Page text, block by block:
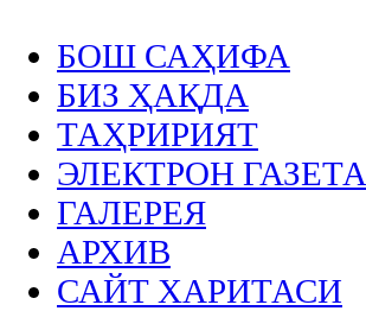
БОШ САҲИФА
БИЗ ҲАҚДА
ТАҲРИРИЯТ
ЭЛЕКТРОН ГАЗЕТА
ГАЛЕРЕЯ
АРХИВ
САЙТ ХАРИТАСИ